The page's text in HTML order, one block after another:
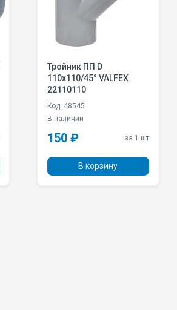
Тройник ПП D
110х110/45° VALFEX
22110110
Код: 48545
В наличии
150 ₽ за 1 шт
В корзину